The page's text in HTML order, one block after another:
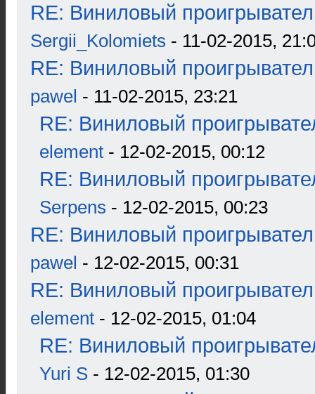
RE: Виниловый
Sergii_Kolomiets - 11-02-2015,
RE: Виниловый
pawel - 11-02-2015, 23:21
RE: Виниловый
element - 12-02-2015, 00:12
RE: Виниловый
Serpens - 12-02-2015, 00:23
RE: Виниловый
pawel - 12-02-2015, 00:31
RE: Виниловый
element - 12-02-2015, 01:04
RE: Виниловый
Yuri S - 12-02-2015, 01:30